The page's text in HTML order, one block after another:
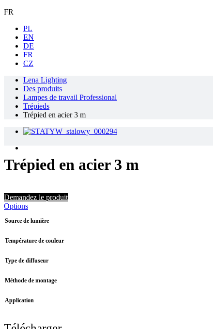
FR
PL
EN
DE
FR
CZ
Lena Lighting
Des produits
Lampes de travail Professional
Trépieds
Trépied en acier 3 m
Trépied en acier 3 m
Demandez le produit
Options
Source de lumière
Température de couleur
Type de diffuseur
Méthode de montage
Application